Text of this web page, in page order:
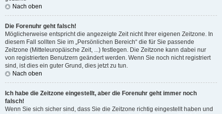
Nach oben
Die Forenuhr geht falsch!
Möglicherweise entspricht die angezeigte Zeit nicht Ihrer eigenen Zeitzone. In
diesem Fall sollten Sie im „Persönlichen Bereich“ die für Sie passende
Zeitzone (Mitteleuropäische Zeit, ...) festlegen. Die Zeitzone kann dabei nur
von registrierten Benutzern geändert werden. Wenn Sie noch nicht registriert
sind, ist dies ein guter Grund, dies jetzt zu tun.
Nach oben
Ich habe die Zeitzone eingestellt, aber die Forenuhr geht immer noch
falsch!
Wenn Sie sich sicher sind, dass Sie die Zeitzone richtig eingestellt haben und